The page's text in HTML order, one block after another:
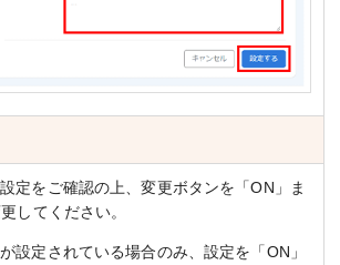
定をご確認の上、変更ボタンを「ON」ま
してください。
設定されている場合のみ、設定を「ON」